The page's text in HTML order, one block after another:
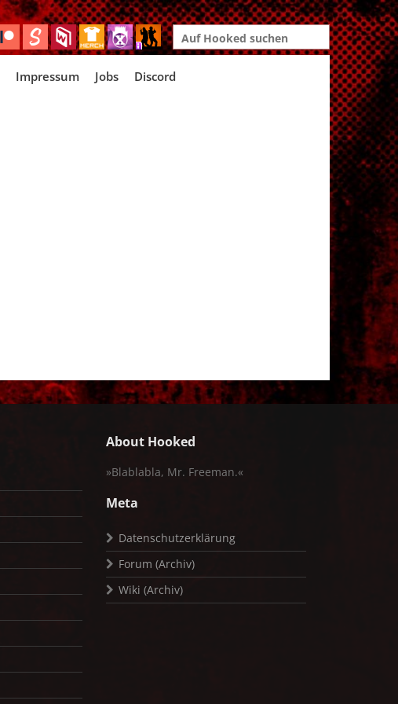
Search
for:
Impressum Jobs Discord
About Hooked
»Blablabla, Mr. Freeman.«
Meta
Datenschutzerklärung
Forum (Archiv)
Wiki (Archiv)